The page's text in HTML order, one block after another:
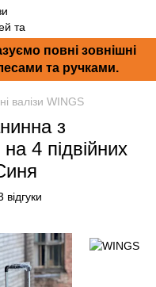
повні зовнішні
та ручками.
валізи WINGS
з
4 підвійних
відгуки